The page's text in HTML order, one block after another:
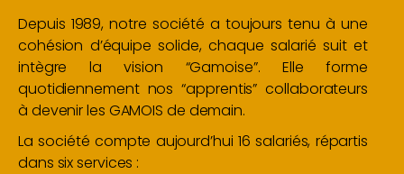
Depuis 1989, notre société a toujours tenu à une
cohésion d’équipe solide, chaque salariésuit et
intègre la vision “Gamoise”.Elle forme
quotidiennement nos “apprentis” collaborateurs
à devenir les GAMOIS de demain.
La société compte aujourd’hui 16 salariés, répartis
dans six services :